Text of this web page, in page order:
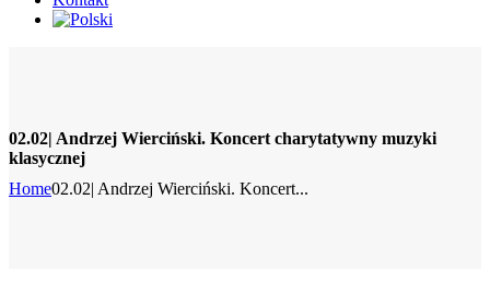
02.02| Andrzej Wierciński. Koncert charytatywny muzyki
klasycznej
Home02.02| Andrzej Wierciński. Koncert...